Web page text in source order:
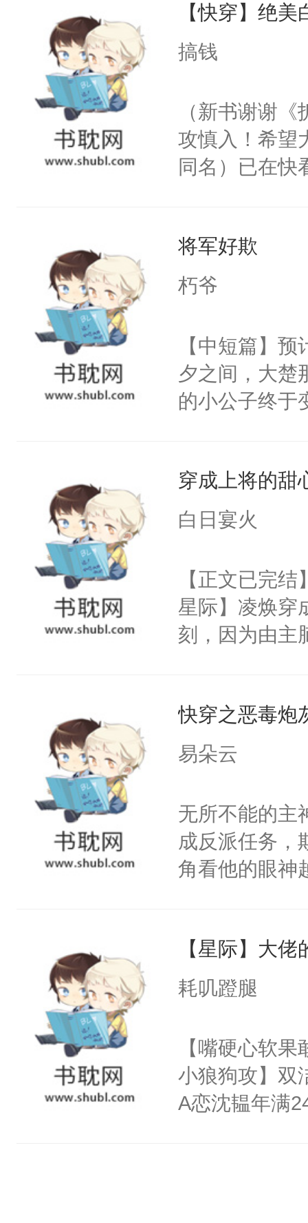
来，给老公
用力——为你
【快穿】绝
搞钱
（新书谢谢
攻慎入！希望
同名）已在快
成为所有白莲
I，他们决定
莲花可不止
点脑袋，看
常见问题一：
教科书版：“
母的微笑：“
留看着面前
人，突然醒悟
卫天还没亮
腰：“陛下，
不好了！”“那
小白莲：“嘤
胡说，我没碰
不愧是大佬，
悉，嗷？这不
可以先看仙帝
将军好欺
朽爷
【中短篇】
夕之间，大楚
的小公子终于
的人。宁渊候
子：“求你大
子：“呸！”
子！”宁渊候
知：1.双洁，
来像是虐文，
藏，推荐票都
穿成上将的甜
白日宴火
【正文已完
星际】凌焕穿
刻，因为由主
你会被打上囚
灭。”得知死
育园。当园长
家撸。omega
多彩。他万万
将受伤时的兽
要闻他的信
上将在他发
eta，我给你
【阴郁暴戾
ga受】【无生
年期均为兽态
快穿之恶毒炮
易朵云
无所不能的主
成反派任务，
角看他的眼
后，竟然是
拥住了日思夜
【星际】大
耗叽蹬腿
【嘴硬心软
小狼狗攻】双
A恋沈韫年满